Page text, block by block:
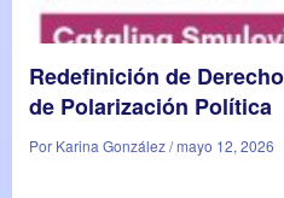
Redefinición de
de Polarización Política
Por Karina González / mayo 12, 2026